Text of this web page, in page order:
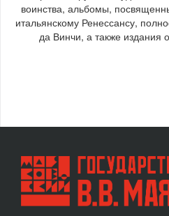
воинства, альбомы,
итальянскому Ренессансу,
да Винчи, а также издания